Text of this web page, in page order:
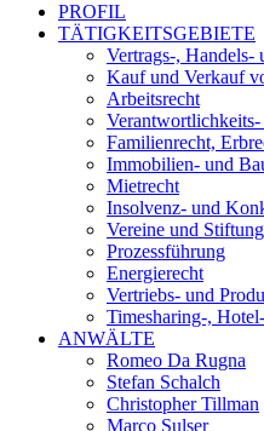
PROFIL
TÄTIGKEITSGEBIETE
Vertrags-, Handels-
Kauf und Verkauf
Arbeitsrecht
Familienrecht,
Immobilien- und
Mietrecht
Insolvenz- und
Vereine und
Prozessführung
Energierecht
Vertriebs- und
Timesharing-,
ANWÄLTE
Romeo Da Rugna
Stefan Schalch
Christopher Tillman
Marco Sulser